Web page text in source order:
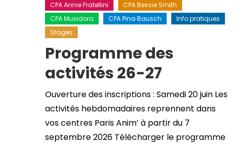
CPA Annie Fratellini
CPA Bessie Smith
CPA Musidora
CPA Pina Bausch
Info pratiques
Stages
Programme des
activités 26-27
Ouverture des inscriptions : Samedi 20 juin Les
activités hebdomadaires reprennent dans
vos centres Paris Anim’ à partir du 7
septembre 2026 Télécharger le programme